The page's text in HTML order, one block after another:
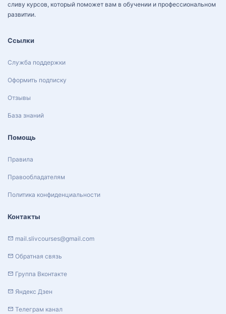
сливу курсов, который поможет вам в обучении и профессиональном
развитии.
Ссылки
Служба поддержки
Оформить подписку
Отзывы
База знаний
Помощь
Правила
Правообладателям
Политика конфиденциальности
Контакты
mail.slivcourses@gmail.com
Обратная связь
Группа Вконтакте
Яндекс Дзен
Телеграм канал